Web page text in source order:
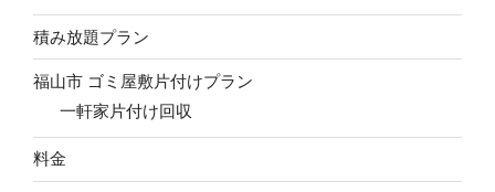
積み放題プラン
福山市 ゴミ屋敷片付けプラン
一軒家片付け回収
料金